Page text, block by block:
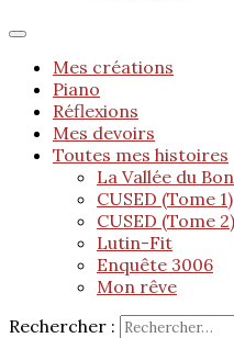
Mes créations
Piano
Réflexions
Mes devoirs
Toutes mes histoires
La Vallée du
CUSED (Tome 1)
CUSED (Tome 2)
Lutin-Fit
Enquête 3006
Mon rêve
Rechercher :